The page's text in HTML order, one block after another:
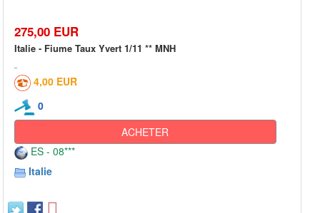
275,00 EUR
Italie - Fiume Taux Yvert 1/11 ** MNH
4,00 EUR
0
ACHETER
ES - 08***
Italie